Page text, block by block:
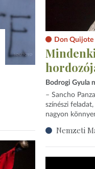
Don Quijote
Bodrogi Gyula
– Sancho
színészi
nagyon
Nemzeti